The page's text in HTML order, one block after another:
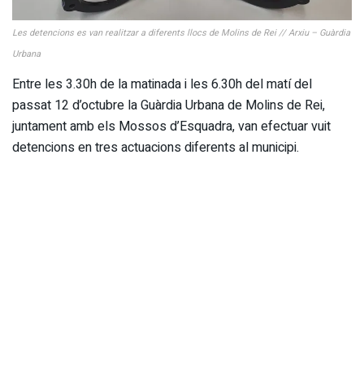
Les detencions es van realitzar a diferents llocs de Molins de Rei // Arxiu – Guàrdia
Urbana
Entre les 3.30h de la matinada i les 6.30h del matí del
passat 12 d’octubre la Guàrdia Urbana de Molins de Rei,
juntament amb els Mossos d’Esquadra, van efectuar vuit
detencions en tres actuacions diferents al municipi.